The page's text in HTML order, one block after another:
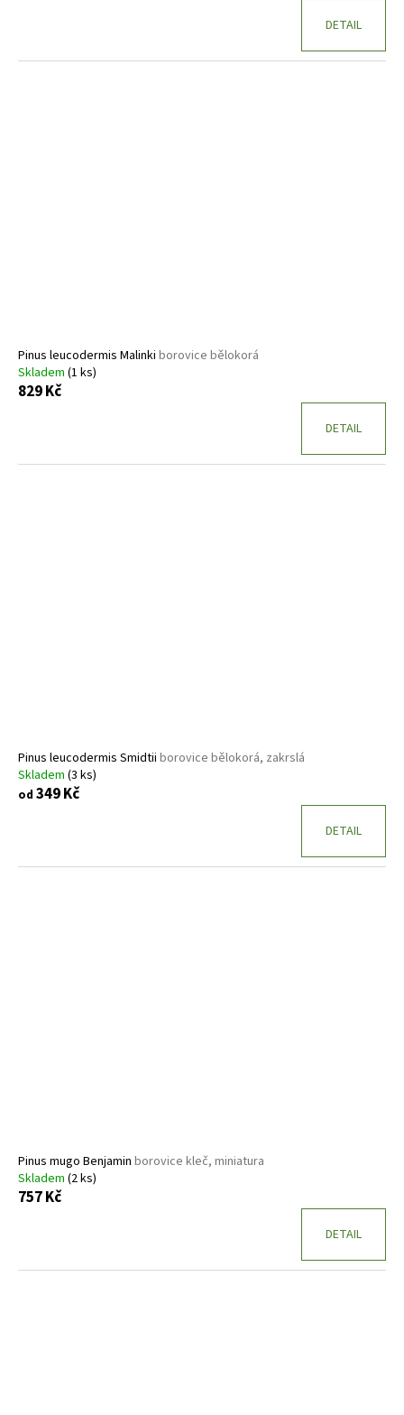
DETAIL
Pinus leucodermis Malinki borovice bělokorá
Skladem (1 ks)
829 Kč
DETAIL
Pinus leucodermis Smidtii borovice bělokorá, zakrslá
Skladem (3 ks)
od 349 Kč
DETAIL
Pinus mugo Benjamin borovice kleč, miniatura
Skladem (2 ks)
757 Kč
DETAIL